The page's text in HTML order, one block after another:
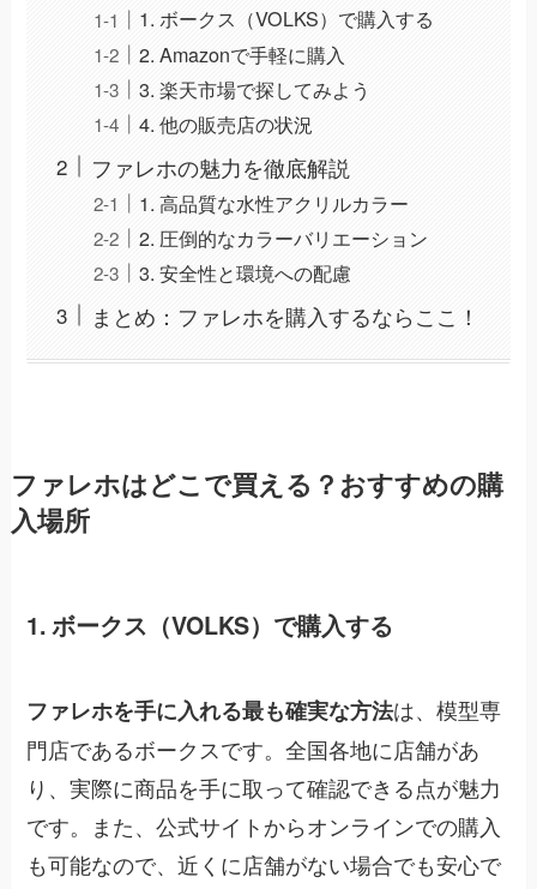
1. ボークス（VOLKS）で購入する
2. Amazonで手軽に購入
3. 楽天市場で探してみよう
4. 他の販売店の状況
ファレホの魅力を徹底解説
1. 高品質な水性アクリルカラー
2. 圧倒的なカラーバリエーション
3. 安全性と環境への配慮
まとめ：ファレホを購入するならここ！
ファレホはどこで買える？おすすめの購
入場所
1. ボークス（VOLKS）で購入する
ファレホを手に入れる最も確実な方法は、模型専
門店であるボークスです。全国各地に店舗があ
り、実際に商品を手に取って確認できる点が魅力
です。また、公式サイトからオンラインでの購入
も可能なので、近くに店舗がない場合でも安心で